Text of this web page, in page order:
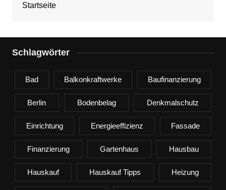
Startseite
Schlagwörter
Bad Balkonkraftwerke Baufinanzierung
Berlin Bodenbelag Denkmalschutz
Einrichtung Energieeffizienz Fassade
Finanzierung Gartenhaus Hausbau
Hauskauf Hauskauf Tipps Heizung